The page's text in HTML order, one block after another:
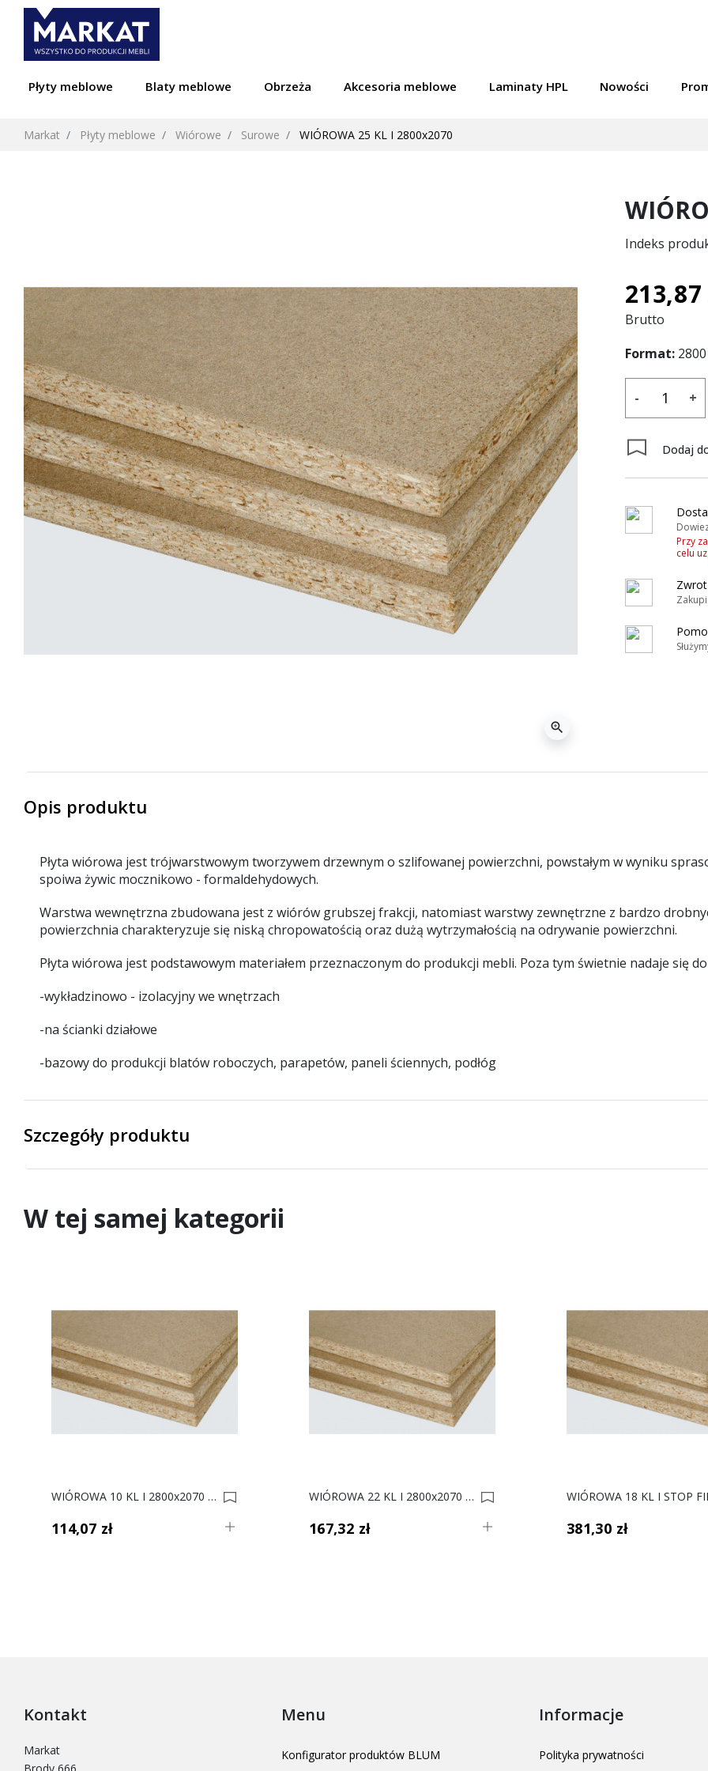
Płyty meblowe Blaty meblowe Obrzeża Akcesoria meblowe Laminaty HPL Nowości
Markat Płyty meblowe Wiórowe Surowe WIÓROWA 25 KL I 2800x2070
zoom_in
Indeks
213,87
Brutto
Format:2800
- +
Dodaj
Przy
celu
Opis produktu
Płyta wiórowa jest trójwarstwowym tworzywem drzewnym o szlifowanej powierzchni, powstałym w wyniku
spoiwa żywic mocznikowo - formaldehydowych.
Warstwa wewnętrzna zbudowana jest z wiórów grubszej frakcji, natomiast warstwy zewnętrzne z bardzo
powierzchnia charakteryzuje się niską chropowatością oraz dużą wytrzymałością na odrywanie powierzchni.
Płyta wiórowa jest podstawowym materiałem przeznaczonym do produkcji mebli. Poza tym świetnie nadaje się
-wykładzinowo - izolacyjny we wnętrzach
-na ścianki działowe
-bazowy do produkcji blatów roboczych, parapetów, paneli ściennych, podłóg
Szczegóły produktu
W tej samej kategorii
WIÓROWA 10 KL I 2800x2070 0000665
114,07 zł
WIÓROWA 22 KL I 2800x2070 0000624
167,32 zł 381,30 zł
Kontakt
Markat
Menu
Konfigurator produktów BLUM
Informacje
Polityka prywatności